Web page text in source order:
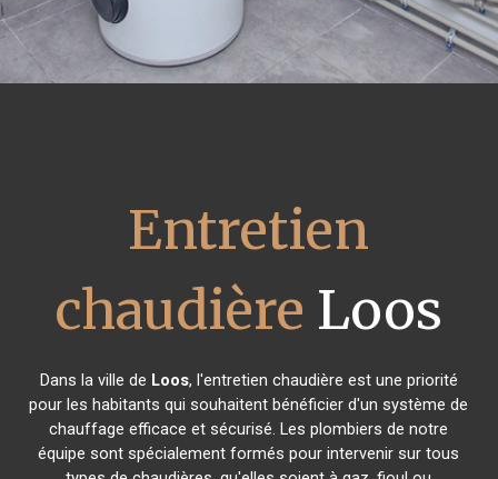
Entretien
chaudière Loos
Dans la ville de Loos, l'entretien chaudière est une priorité
pour les habitants qui souhaitent bénéficier d'un système de
chauffage efficace et sécurisé. Les plombiers de notre
équipe sont spécialement formés pour intervenir sur tous